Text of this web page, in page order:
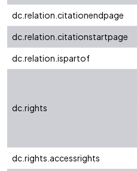
dc.relation.citationendpage
dc.relation.citationstartpage
dc.relation.ispartof
dc.rights
dc.rights.accessrights